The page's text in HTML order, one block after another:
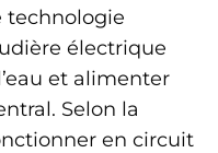
technologie
électrique
et alimenter
Selon la
en circuit